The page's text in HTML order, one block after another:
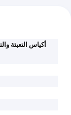
أكياس التعبئة